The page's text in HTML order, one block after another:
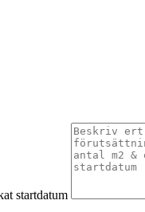
startdatum